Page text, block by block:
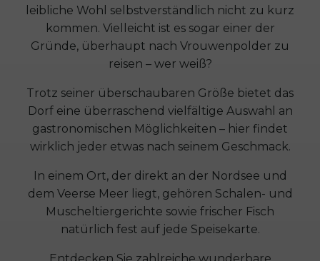
leibliche Wohl selbstverständlich nicht zu kurz
kommen. Vielleicht ist es sogar einer der
Gründe, überhaupt nach Vrouwenpolder zu
reisen – wer weiß?
Trotz seiner überschaubaren Größe bietet das
Dorf eine überraschend vielfältige Auswahl an
gastronomischen Möglichkeiten – hier findet
wirklich jeder etwas nach seinem Geschmack.
In einem Ort, der direkt an der Nordsee und
dem Veerse Meer liegt, gehören Schalen- und
Muscheltiergerichte sowie frischer Fisch
natürlich fest auf jede Speisekarte.